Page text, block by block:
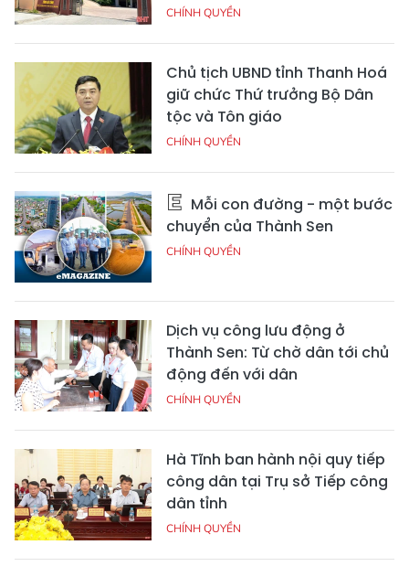
CHÍNH QUYỀN
Chủ tịch UBND tỉnh Thanh Hoá
giữ chức Thứ trưởng Bộ Dân
tộc và Tôn giáo
CHÍNH QUYỀN
Mỗi con đường - một bước
chuyển của Thành Sen
CHÍNH QUYỀN
Dịch vụ công lưu động ở
Thành Sen: Từ chờ dân tới chủ
động đến với dân
CHÍNH QUYỀN
Hà Tĩnh ban hành nội quy tiếp
công dân tại Trụ sở Tiếp công
dân tỉnh
CHÍNH QUYỀN